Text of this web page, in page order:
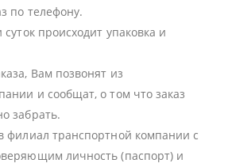
по телефону.
происходит упаковка и
Вам позвонят из
и сообщат, о том что заказ
забрать.
филиал транспортной компании с
личность (паспорт) и